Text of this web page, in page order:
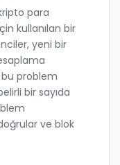
para
kullanılan bir
yeni bir
problem
bir sayıda
ve blok